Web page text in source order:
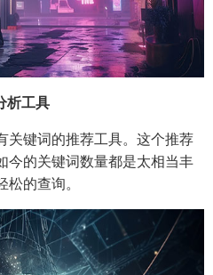
析工具
关键词的推荐工具。这个推荐
今的关键词数量都是太相当丰
的查询。